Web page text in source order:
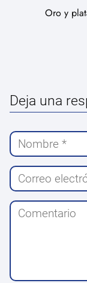
Oro y
Deja una